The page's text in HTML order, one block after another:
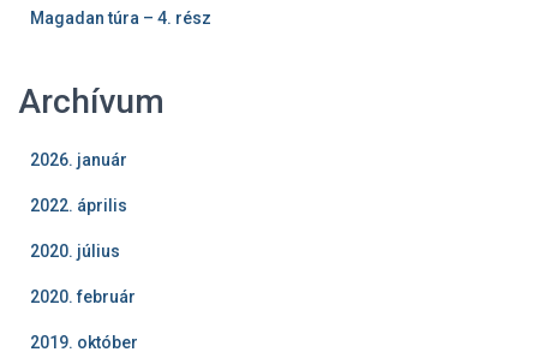
Magadan túra – 4. rész
Archívum
2026. január
2022. április
2020. július
2020. február
2019. október